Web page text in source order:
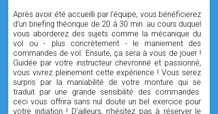
Après avoir été accueilli par l'équipe, vous bénéficierez
d'un briefing théorique de 20 à 30 min. au cours duquel
vous aborderez des sujets comme la mécanique du
vol ou - plus concrètement - le maniement des
commandes de vol. Ensuite, ça sera à vous de jouer !
Guidée par votre instructeur chevronné et passionné,
vous vivrez pleinement cette expérience ! Vous serez
surpris par la maniabilité de votre monture qui se
traduit par une grande sensibilité des commandes.
ceci vous offrira sans nul doute un bel exercice pour
votre initiation ! D'ailleurs, n'hésitez pas à réserver le